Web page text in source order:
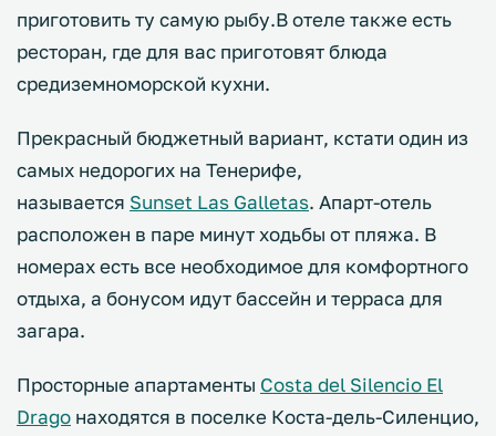
приготовить ту самую рыбу.В отеле также есть
ресторан, где для вас приготовят блюда
средиземноморской кухни.
Прекрасный бюджетный вариант, кстати один из
самых недорогих на Тенерифе,
называется Sunset Las Galletas. Апарт-отель
расположен в паре минут ходьбы от пляжа. В
номерах есть все необходимое для комфортного
отдыха, а бонусом идут бассейн и терраса для
загара.
Просторные апартаменты Costa del Silencio El
Drago находятся в поселке Коста-дель-Силенцио,